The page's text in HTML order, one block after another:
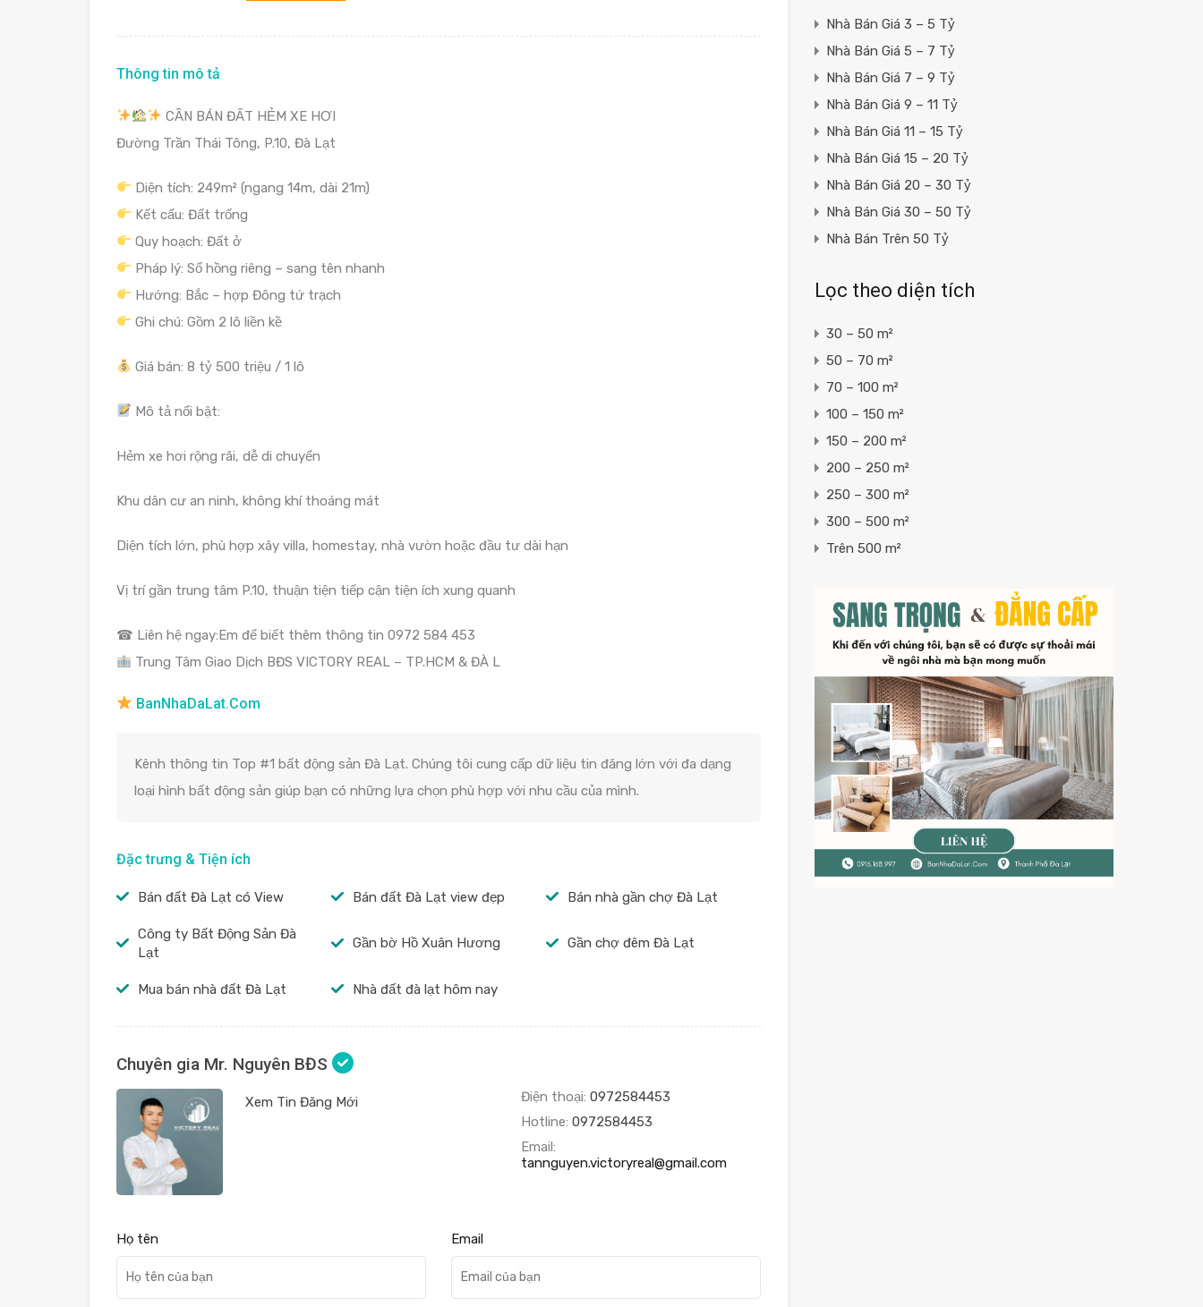
Thông tin mô tả
CẦN BÁN ĐẤT HẺM XE HƠI
Đường Trần Thái Tông, P.10, Đà Lạt
Diện tích: 249m² (ngang 14m, dài 21m)
Kết cấu: Đất trống
Quy hoạch: Đất ở
Pháp lý: Sổ hồng riêng – sang tên nhanh
Hướng: Bắc – hợp Đông tứ trạch
Ghi chú: Gồm 2 lô liền kề
Giá bán: 8 tỷ 500 triệu / 1 lô
Mô tả nổi bật:
Hẻm xe hơi rộng rãi, dễ di chuyển
Khu dân cư an ninh, không khí thoáng mát
Diện tích lớn, phù hợp xây villa, homestay, nhà vườn hoặc đầu tư dài hạn
Vị trí gần trung tâm P.10, thuận tiện tiếp cận tiện ích xung quanh
☎ Liên hệ ngay:Em để biết thêm thông tin 0972 584 453
Trung Tâm Giao Dịch BĐS VICTORY REAL – TP.HCM & ĐÀ L
BanNhaDaLat.Com
Kênh thông tin Top #1 bất động sản Đà Lạt. Chúng tôi cung cấp dữ liệu tin đăng lớn với đa dạng
loại hình bất động sản giúp bạn có những lựa chọn phù hợp với nhu cầu của mình.
Đặc trưng & Tiện ích
Bán đất Đà Lạt có View Bán đất Đà Lạt view đẹp Bán nhà gần chợ Đà Lạt
Công ty Bất Động Sản Đà
Lạt
Gần bờ Hồ Xuân Hương Gần chợ đêm Đà Lạt
Mua bán nhà đất Đà Lạt Nhà đất đà lạt hôm nay
Chuyên gia Mr. Nguyên BĐS
Xem Tin Đăng Mới Điện thoại: 0972584453
Hotline: 0972584453
Email:
tannguyen.victoryreal@gmail.com
Họ tên Email
Nhà Bán Giá 3 – 5 Tỷ
Nhà Bán Giá 5 – 7 Tỷ
Nhà Bán Giá 7 – 9 Tỷ
Nhà Bán Giá 9 – 11 Tỷ
Nhà Bán Giá 11 – 15 Tỷ
Nhà Bán Giá 15 – 20 Tỷ
Nhà Bán Giá 20 – 30 Tỷ
Nhà Bán Giá 30 – 50 Tỷ
Nhà Bán Trên 50 Tỷ
Lọc theo diện tích
30 – 50 m²
50 – 70 m²
70 – 100 m²
100 – 150 m²
150 – 200 m²
200 – 250 m²
250 – 300 m²
300 – 500 m²
Trên 500 m²